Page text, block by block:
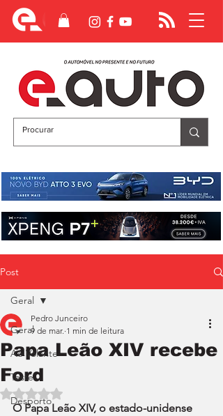
Post
Geral
Ao Volante
Teste
Desporto
Geral
Papa Leão XIV recebe
Ford
Pedro Junceiro
9 de mar. 1 min de leitura
Avaliado com NaN de 5 estrelas.
O Papa Leão XIV, o estado-unidense